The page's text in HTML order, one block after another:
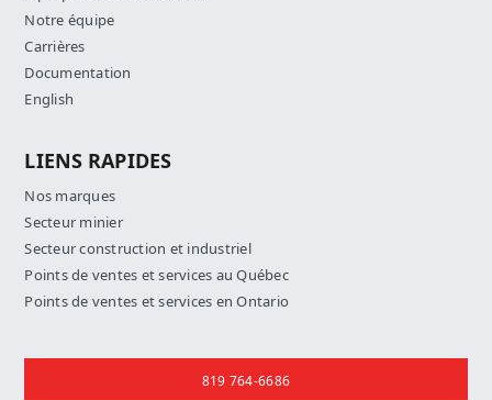
Notre équipe
Carrières
Documentation
English
LIENS RAPIDES
Nos marques
Secteur minier
Secteur construction et industriel
Points de ventes et services au Québec
Points de ventes et services en Ontario
819 764-6686